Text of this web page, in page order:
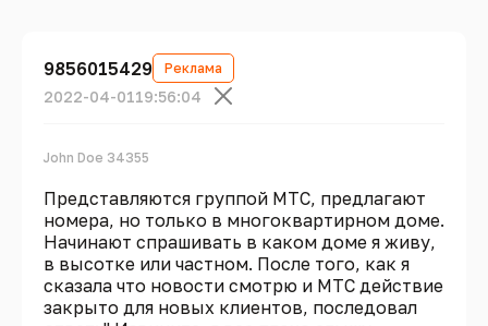
9856015429 Реклама
2022-04-0119:56:04
John Doe 34355
Представляются группой МТС, предлагают
номера, но только в многоквартирном доме.
Начинают спрашивать в каком доме я живу,
в высотке или частном. После того, как я
сказала что новости смотрю и МТС действие
закрыто для новых клиентов, последовал